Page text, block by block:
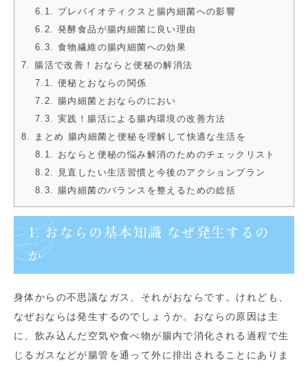
6.1. プレバイオティクスと腸内細菌への影響
6.2. 発酵食品が腸内細菌に良い理由
6.3. 食物繊維の腸内細菌への効果
7. 腸活で改善！おならと便秘の解消法
7.1. 便秘とおならの関係
7.2. 腸内細菌とおならのにおい
7.3. 実践！腸活による腸内環境の改善方法
8. まとめ 腸内細菌と便秘を理解して快適な生活を
8.1. おならと便秘の悩み解消のためのチェックリスト
8.2. 見直したい生活習慣と今後のアクションプラン
8.3. 腸内細菌のバランスを整えるための総括
1. おならの基本知識 なぜ発生するの
か
身体からの不思議なガス、それがおならです。けれども、
なぜおならは発生するのでしょうか。おならの原因は主
に、飲み込んだ空気や食べ物が腸内で消化される過程で生
じるガスなどが腸管を通って外に排出されることにありま